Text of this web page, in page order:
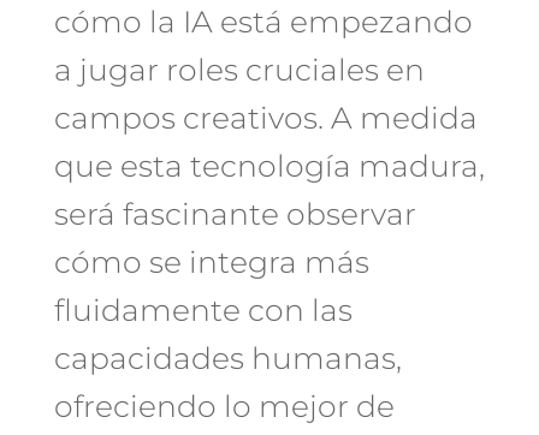
cómo la IA está empezando
a jugar roles cruciales en
campos creativos. A medida
que esta tecnología madura,
será fascinante observar
cómo se integra más
fluidamente con las
capacidades humanas,
ofreciendo lo mejor de